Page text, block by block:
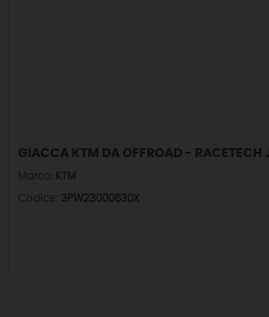
GIACCA KTM DA OFFROAD - RACETECH
Marca: KTM
Codice: 3PW23000630X